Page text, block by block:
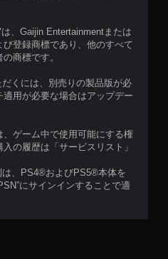
、Gaijin Entertainmentまたは
登録商標であり、他のすべて
商標です。
くには、別売りの製品版が必
用が必要な場合はアップデー
ゲーム中で使用可能にする権
の履歴は「サービスリスト」
、PS4®およびPS5®本体を
にサインインすることで適